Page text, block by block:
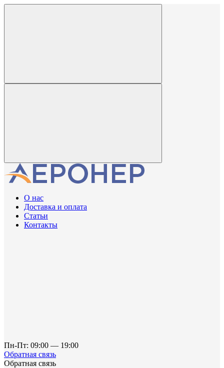
О нас
Доставка и оплата
Статьи
Контакты
Пн-Пт: 09:00 — 19:00
Обратная связь
Обратная связь